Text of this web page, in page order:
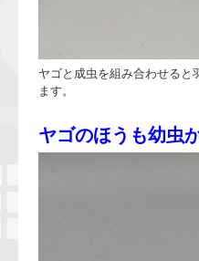
ヤゴと成虫を組み合わせると
ます。
ヤゴのほうも幼虫